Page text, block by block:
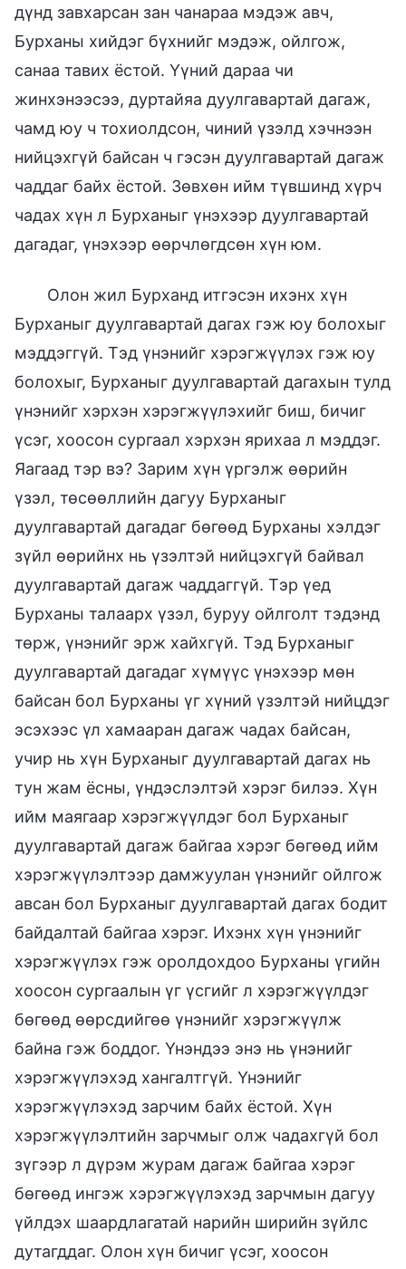
дүнд завхарсан зан чанараа мэдэж авч,
Бурханы хийдэг бүхнийг мэдэж, ойлгож,
санаа тавих ёстой. Үүний дараа чи
жинхэнээсээ, дуртайяа дуулгавартай дагаж,
чамд юу ч тохиолдсон, чиний үзэлд хэчнээн
нийцэхгүй байсан ч гэсэн дуулгавартай дагаж
чаддаг байх ёстой. Зөвхөн ийм түвшинд хүрч
чадах хүн л Бурханыг үнэхээр дуулгавартай
дагадаг, үнэхээр өөрчлөгдсөн хүн юм.
Олон жил Бурханд итгэсэн ихэнх хүн
Бурханыг дуулгавартай дагах гэж юу болохыг
мэддэггүй. Тэд үнэнийг хэрэгжүүлэх гэж юу
болохыг, Бурханыг дуулгавартай дагахын тулд
үнэнийг хэрхэн хэрэгжүүлэхийг биш, бичиг
үсэг, хоосон сургаал хэрхэн ярихаа л мэддэг.
Яагаад тэр вэ? Зарим хүн үргэлж өөрийн
үзэл, төсөөллийн дагуу Бурханыг
дуулгавартай дагадаг бөгөөд Бурханы хэлдэг
зүйл өөрийнх нь үзэлтэй нийцэхгүй байвал
дуулгавартай дагаж чаддаггүй. Тэр үед
Бурханы талаарх үзэл, буруу ойлголт тэдэнд
төрж, үнэнийг эрж хайхгүй. Тэд Бурханыг
дуулгавартай дагадаг хүмүүс үнэхээр мөн
байсан бол Бурханы үг хүний үзэлтэй нийцдэг
эсэхээс үл хамааран дагаж чадах байсан,
учир нь хүн Бурханыг дуулгавартай дагах нь
тун жам ёсны, үндэслэлтэй хэрэг билээ. Хүн
ийм маягаар хэрэгжүүлдэг бол Бурханыг
дуулгавартай дагаж байгаа хэрэг бөгөөд ийм
хэрэгжүүлэлтээр дамжуулан үнэнийг ойлгож
авсан бол Бурханыг дуулгавартай дагах бодит
байдалтай байгаа хэрэг. Ихэнх хүн үнэнийг
хэрэгжүүлэх гэж оролдохдоо Бурханы үгийн
хоосон сургаалын үг үсгийг л хэрэгжүүлдэг
бөгөөд өөрсдийгөө үнэнийг хэрэгжүүлж
байна гэж боддог. Үнэндээ энэ нь үнэнийг
хэрэгжүүлэхэд хангалтгүй. Үнэнийг
хэрэгжүүлэхэд зарчим байх ёстой. Хүн
хэрэгжүүлэлтийн зарчмыг олж чадахгүй бол
зүгээр л дүрэм журам дагаж байгаа хэрэг
бөгөөд ингэж хэрэгжүүлэхэд зарчмын дагуу
үйлдэх шаардлагатай нарийн ширийн зүйлс
дутагддаг. Олон хүн бичиг үсэг, хоосон